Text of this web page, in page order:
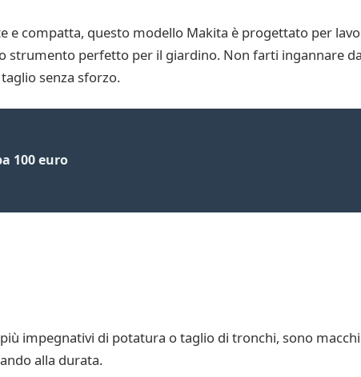
e compatta, questo modello Makita è progettato per
strumento perfetto per il giardino. Non farti ingannare
senza sforzo.
100 euro
impegnativi di potatura o taglio di tronchi, sono
alla durata.